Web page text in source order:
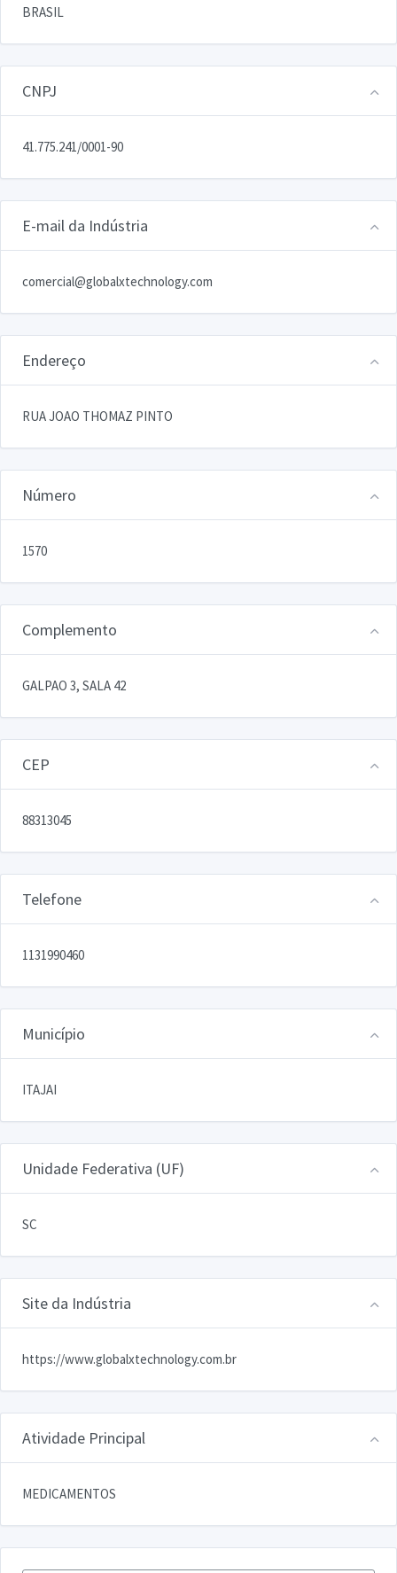
BRASIL
CNPJ
41.775.241/0001-90
E-mail da Indústria
comercial@globalxtechnology.com
Endereço
RUA JOAO THOMAZ PINTO
Número
1570
Complemento
GALPAO 3, SALA 42
CEP
88313045
Telefone
1131990460
Município
ITAJAI
Unidade Federativa (UF)
SC
Site da Indústria
https://www.globalxtechnology.com.br
Atividade Principal
MEDICAMENTOS